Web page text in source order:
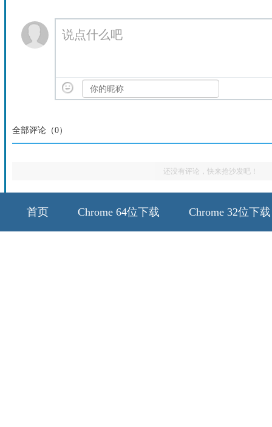
说点什么吧
全部评论（0）
还没有评论，快来抢沙发吧！
首页 Chrome 64位下载 Chrome 32位下载